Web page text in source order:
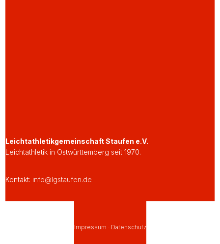
Leichtathletikgemeinschaft Staufen e.V.
Leichtathletik in Ostwürttemberg seit 1970.
Kontakt: info@lgstaufen.de
Impressum · Datenschutz